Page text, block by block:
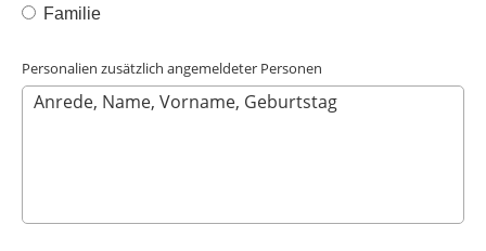
Familie
Personalien zusätzlich angemeldeter Personen